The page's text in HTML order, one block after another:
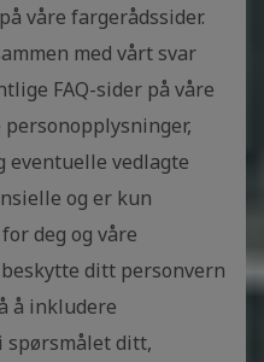
våre fargerådssider.
med vårt svar
FAQ-sider på våre
eventuelle vedlagte
og er kun
deg og våre
ditt personvern
å inkludere
spørsmålet ditt,